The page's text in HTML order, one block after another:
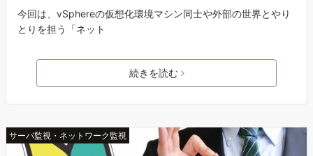
今回は、vSphereの仮想化環境マシン同士や外部の世界とやり
とりを担う「ネット
続きを読む
サーバ監視・ネットワーク監視